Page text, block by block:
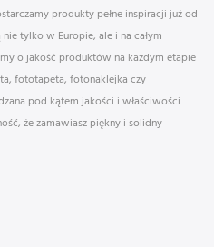
produkty pełne inspiracji już od
tylko w Europie, ale i na całym
o jakość produktów na każdym etapie
fototapeta, fotonaklejka czy
pod kątem jakości i właściwości
że zamawiasz piękny i solidny